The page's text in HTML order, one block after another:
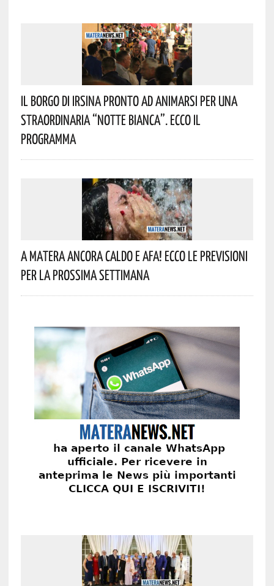
Il Borgo Di Irsina Pronto Ad Animarsi Per Una
Straordinaria “Notte Bianca”. Ecco Il
Programma
A Matera Ancora Caldo E Afa! Ecco Le Previsioni
Per La Prossima Settimana